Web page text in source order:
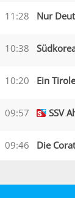
11:28
10:38
10:20 Ein
09:57 SSV
09:46 Die